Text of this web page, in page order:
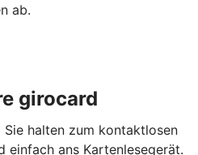
ab.
girocard
Sie halten zum kontaktlosen
einfach ans Kartenlesegerät.